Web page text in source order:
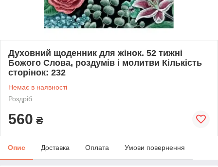
Духовний щоденник для жінок. 52 тижні
Божого Слова, роздумів і молитви Кількість
сторінок: 232
Немає в наявності
Роздріб
560 ₴
Опис Доставка Оплата Умови повернення